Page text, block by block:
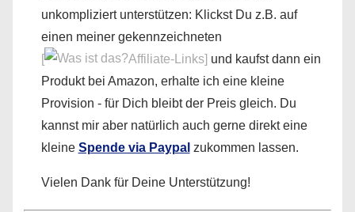
unkompliziert unterstützen: Klickst Du z.B. auf
einen meiner gekennzeichneten
[
Affiliate-Links] und kaufst dann ein
Produkt bei Amazon, erhalte ich eine kleine
Provision - für Dich bleibt der Preis gleich. Du
kannst mir aber natürlich auch gerne direkt eine
kleine Spende via Paypal zukommen lassen.
Vielen Dank für Deine Unterstützung!